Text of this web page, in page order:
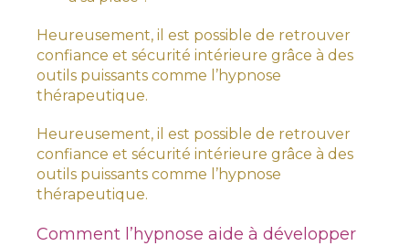
Heureusement, il est possible de retrouver
confiance et sécurité intérieure grâce à des
outils puissants comme l’hypnose
thérapeutique.
Heureusement, il est possible de retrouver
confiance et sécurité intérieure grâce à des
outils puissants comme l’hypnose
thérapeutique.
Comment l’hypnose aide à développer